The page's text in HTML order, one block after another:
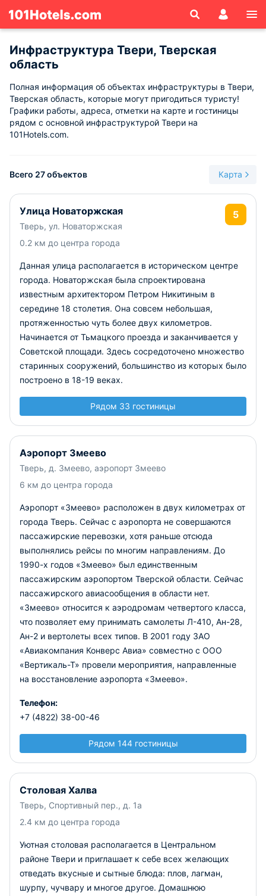
Инфраструктура Твери, Тверская
область
Полная информация об объектах инфраструктуры в Твери,
Тверская область, которые могут пригодиться туристу!
Графики работы, адреса, отметки на карте и гостиницы
рядом с основной инфраструктурой Твери на
101Hotels.com.
Всего 27 объектов Карта
Улица Новаторжская
Тверь, ул. Новаторжская
0.2 км до центра города
5
Данная улица располагается в историческом центре
города. Новаторжская была спроектирована
известным архитектором Петром Никитиным в
середине 18 столетия. Она совсем небольшая,
протяженностью чуть более двух километров.
Начинается от Тьмацкого проезда и заканчивается у
Советской площади. Здесь сосредоточено множество
старинных сооружений, большинство из которых было
построено в 18-19 веках.
Рядом 33 гостиницы
Аэропорт Змеево
Тверь, д. Змеево, аэропорт Змеево
6 км до центра города
Аэропорт «Змеево» расположен в двух километрах от
города Тверь. Сейчас с аэропорта не совершаются
пассажирские перевозки, хотя раньше отсюда
выполнялись рейсы по многим направлениям. До
1990-х годов «Змеево» был единственным
пассажирским аэропортом Тверской области. Сейчас
пассажирского авиасообщения в области нет.
«Змеево» относится к аэродромам четвертого класса,
что позволяет ему принимать самолеты Л-410, Ан-28,
Ан-2 и вертолеты всех типов. В 2001 году ЗАО
«Авиакомпания Конверс Авиа» совместно с ООО
«Вертикаль-Т» провели мероприятия, направленные
на восстановление аэропорта «Змеево».
Телефон:
+7 (4822) 38-00-46
Рядом 144 гостиницы
Столовая Халва
Тверь, Спортивный пер., д. 1а
2.4 км до центра города
Уютная столовая располагается в Центральном
районе Твери и приглашает к себе всех желающих
отведать вкусные и сытные блюда: плов, лагман,
шурпу, чучвару и многое другое. Домашнюю